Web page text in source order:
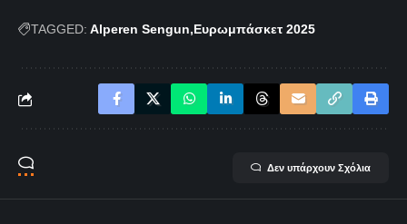
TAGGED: Alperen Sengun Ευρωμπάσκετ 2025
Δεν υπάρχουν Σχόλια